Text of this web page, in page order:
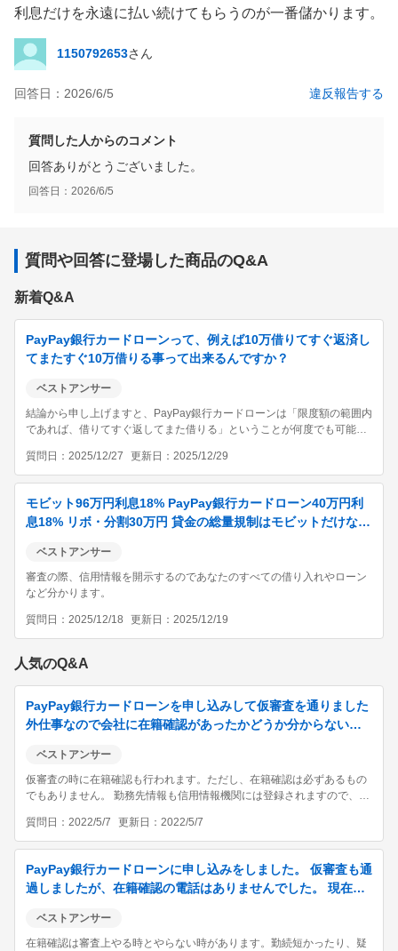
利息だけを永遠に払い続けてもらうのが一番儲かります。
1150792653さん
回答日： 2026/6/5 違反報告する
質問した人からのコメント
回答ありがとうございました。
回答日： 2026/6/5
質問や回答に登場した商品のQ&A
新着Q&A
PayPay銀行カードローンって、例えば10万借りてすぐ返済し
てまたすぐ10万借りる事って出来るんですか？
ベストアンサー
結論から申し上げますと、PayPay銀行カードローンは「限度額の範囲内
であれば、借りてすぐ返してまた借りる」ということが何度でも可能で
が50万円なら、10万円借りて残りの枠が40万円になっても、その10万
円をアプリやATMで返...
質問日 2025/12/27 更新日 2025/12/29
モビット96万円利息18% PayPay銀行カードローン40万円利
息18% リボ・分割30万円 貸金の総量規制はモビットだけなら
ベストアンサー
審査の際、信用情報を開示するのであなたのすべての借り入れやローン
など分かります。
質問日 2025/12/18 更新日 2025/12/19
人気のQ&A
PayPay銀行カードローンを申し込みして仮審査を通りました
外仕事なので会社に在籍確認があったかどうか分からないの
ベストアンサー
仮審査の時に在籍確認も行われます。ただし、在籍確認は必ずあるもの
でもありません。 勤務先情報も信用情報機関には登録されますので、既
勤務先と同じ場合は、継続して勤務してると判断して在籍確認しないケ
ースも多いです。その方が人件費も抑...
質問日 2022/5/7 更新日 2022/5/7
PayPay銀行カードローンに申し込みをしました。 仮審査も通
過しましたが、在籍確認の電話はありませんでした。 現在、
ベストアンサー
在籍確認は審査上やる時とやらない時があります。勤続短かったり、疑